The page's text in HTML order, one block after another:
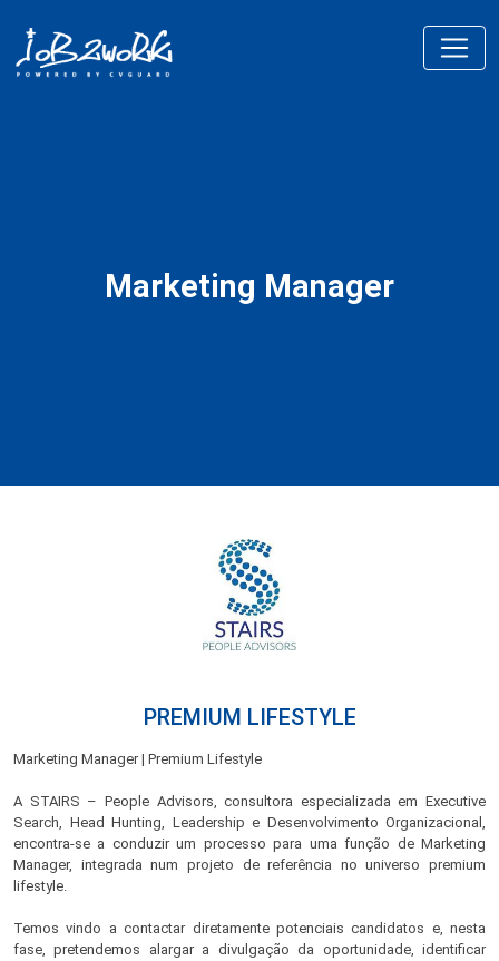
Marketing Manager
PREMIUM LIFESTYLE
Marketing Manager | Premium Lifestyle
A STAIRS – People Advisors, consultora especializada em Executive
Search, Head Hunting, Leadership e Desenvolvimento Organizacional,
encontra-se a conduzir um processo para uma função de Marketing
Manager, integrada num projeto de referência no universo premium
lifestyle.
Temos vindo a contactar diretamente potenciais candidatos e, nesta
fase, pretendemos alargar a divulgação da oportunidade, identificar